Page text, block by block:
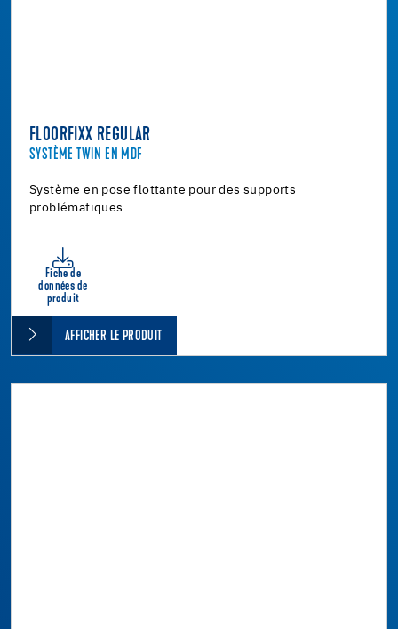
FLOORFIXX REGULAR
SYSTÈME TWIN EN MDF
Système en pose flottante pour des supports
problématiques
Fiche de
données de
produit
AFFICHER LE PRODUIT